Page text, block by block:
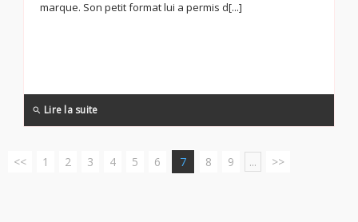
marque. Son petit format lui a permis d[...]
search Lire la suite
<< 1 2 3 4 5 6 7 8 9 ... >>